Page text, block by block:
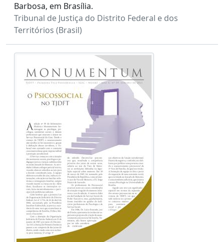
Barbosa, em Brasília.
Tribunal de Justiça do Distrito Federal e dos
Territórios (Brasil)